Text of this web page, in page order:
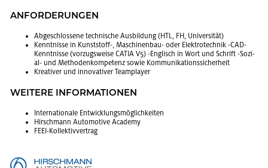
AN­FOR­DE­RUN­GEN
Ab­ge­schlos­se­ne tech­ni­sche Aus­bil­dung (HTL, FH, Uni­ver­si­tät)
Kennt­nis­se in Kunst­stoff-, Ma­schi­nen­bau- oder Elek­tro­tech­nik -CAD-
Kennt­nis­se (vor­zugs­wei­se CATIA V5) -Eng­lisch in Wort und Schrift -So­zi­
al- und Me­tho­den­kom­pe­tenz sowie Kom­mu­ni­ka­ti­ons­si­cher­heit
Krea­ti­ver und in­no­va­ti­ver Team­play­er
WEI­TE­RE IN­FOR­MA­TIO­NEN
In­ter­na­tio­na­le Ent­wick­lungs­mög­lich­kei­ten
Hirsch­mann Au­to­mo­ti­ve Aca­de­my
FEEI-Kol­lek­tiv­ver­trag